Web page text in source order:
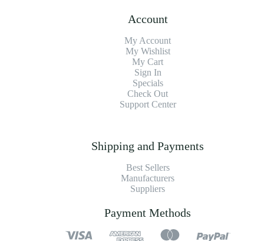
Account
My Account
My Wishlist
My Cart
Sign In
Specials
Check Out
Support Center
Shipping and Payments
Best Sellers
Manufacturers
Suppliers
Payment Methods